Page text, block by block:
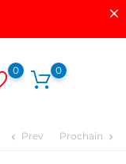
0 0
chevron_left Prev Prochain chevron_right